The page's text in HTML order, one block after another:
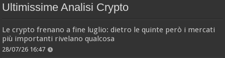
Ultimissime Analisi Crypto
Le crypto frenano a fine luglio: dietro le quinte però i mercati
più importanti rivelano qualcosa
28/07/26 16:47